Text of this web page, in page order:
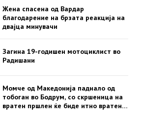
Жена спасена од Вардар
благодарение на брзата реакција на
двајца минувачи
Загина 19-годишен мотоциклист во
Радишани
Момче од Македонија паднало од
тобоган во Бодрум, со скршеница на
вратен пршлен ќе биде итно вратено